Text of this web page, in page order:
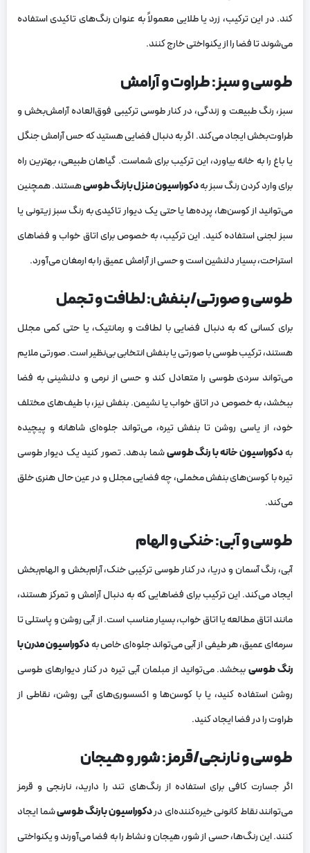
کند. در این ترکیب، زرد یا طلایی معمولاً به عنوان رنگ‌های تاکیدی استفاده
می‌شوند تا فضا را از یکنواختی خارج کنند.
طوسی و سبز: طراوت و آرامش
سبز، رنگ طبیعت و زندگی، در کنار طوسی ترکیبی فوق‌العاده آرامش‌بخش و
طراوت‌بخش ایجاد می‌کند. اگر به دنبال فضایی هستید که حس آرامش جنگل
یا باغ را به خانه بیاورد، این ترکیب برای شماست. گیاهان طبیعی، بهترین راه
برای وارد کردن رنگ سبز بهدکوراسیون منزل با رنگ طوسیهستند. همچنین
می‌توانید از کوسن‌ها، پرده‌ها یا حتی یک دیوار تاکیدی به رنگ سبز زیتونی یا
سبز لجنی استفاده کنید. این ترکیب، به خصوص برای اتاق خواب و فضاهای
استراحت، بسیار دلنشین است و حسی از آرامش عمیق را به ارمغان می‌آورد.
طوسی و صورتی/بنفش: لطافت و تجمل
برای کسانی که به دنبال فضایی با لطافت و رمانتیک، یا حتی کمی مجلل
هستند، ترکیب طوسی با صورتی یا بنفش انتخابی بی‌نظیر است. صورتی ملایم
می‌تواند سردی طوسی را متعادل کند و حسی از نرمی و دلنشینی به فضا
ببخشد، به خصوص در اتاق خواب یا نشیمن. بنفش نیز، با طیف‌های مختلف
خود، از یاسی روشن تا بنفش تیره، می‌تواند جلوه‌ای شاهانه و پیچیده
بهدکوراسیون خانه با رنگ طوسیشما بدهد. تصور کنید یک دیوار طوسی
تیره با کوسن‌های بنفش مخملی، چه فضایی مجلل و در عین حال هنری خلق
می‌کند.
طوسی و آبی: خنکی و الهام
آبی، رنگ آسمان و دریا، در کنار طوسی ترکیبی خنک، آرام‌بخش و الهام‌بخش
ایجاد می‌کند. این ترکیب برای فضاهایی که به دنبال آرامش و تمرکز هستند،
مانند اتاق مطالعه یا اتاق خواب، بسیار مناسب است. از آبی روشن و پاستلی تا
سرمه‌ای عمیق، هر طیفی از آبی می‌تواند جلوه‌ای خاص بهدکوراسیون مدرن با
رنگ طوسیببخشد. می‌توانید از مبلمان آبی تیره در کنار دیوارهای طوسی
روشن استفاده کنید، یا با کوسن‌ها و اکسسوری‌های آبی روشن، نقاطی از
طراوت را در فضا ایجاد کنید.
طوسی و نارنجی/قرمز: شور و هیجان
اگر جسارت کافی برای استفاده از رنگ‌های تند را دارید، نارنجی و قرمز
می‌توانند نقاط کانونی خیره‌کننده‌ای دردکوراسیون با رنگ طوسیشما ایجاد
کنند. این رنگ‌ها، حسی از شور، هیجان و نشاط را به فضا می‌آورند و یکنواختی